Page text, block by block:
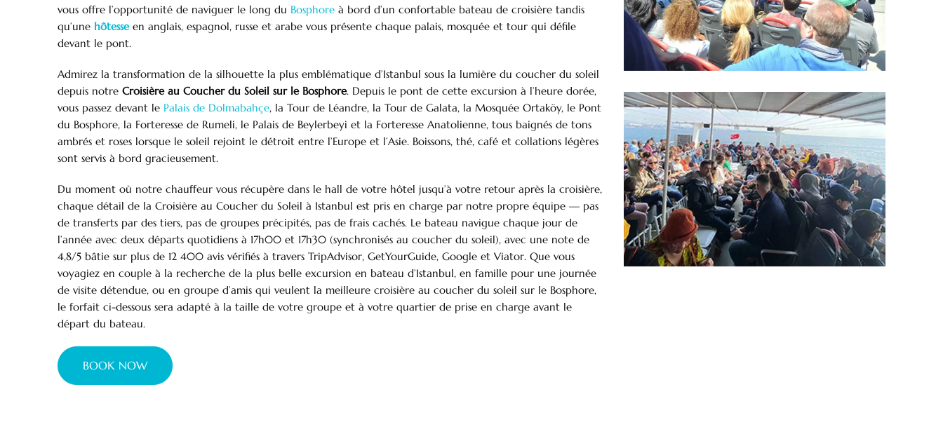
vous offre l’opportunité de naviguer le long du Bosphore à bord d’un confortable bateau de croisière tandis
qu’une hôtesseen anglais, espagnol, russe et arabe vous présente chaque palais, mosquée et tour qui défile
devant le pont.
Admirez la transformation de la silhouette la plus emblématique d’Istanbul sous la lumière du coucher du soleil
depuis notre Croisière au Coucher du Soleil sur le Bosphore. Depuis le pont de cette excursion à l’heure dorée,
vous passez devant le Palais de Dolmabahçe, la Tour de Léandre, la Tour de Galata, la Mosquée Ortaköy, le Pont
du Bosphore, la Forteresse de Rumeli, le Palais de Beylerbeyi et la Forteresse Anatolienne, tous baignés de tons
ambrés et roses lorsque le soleil rejoint le détroit entre l’Europe et l’Asie. Boissons, thé, café et collations légères
sont servis à bord gracieusement.
Du moment où notre chauffeur vous récupère dans le hall de votre hôtel jusqu’à votre retour après la croisière,
chaque détail de la Croisière au Coucher du Soleil à Istanbul est pris en charge par notre propre équipe — pas
de transferts par des tiers, pas de groupes précipités, pas de frais cachés. Le bateau navigue chaque jour de
l’année avec deux départs quotidiens à 17h00 et 17h30 (synchronisés au coucher du soleil), avec une note de
4,8/5 bâtie sur plus de 12 400 avis vérifiés à travers TripAdvisor, GetYourGuide, Google et Viator. Que vous
voyagiez en couple à la recherche de la plus belle excursion en bateau d’Istanbul, en famille pour une journée
de visite détendue, ou en groupe d’amis qui veulent la meilleure croisière au coucher du soleil sur le Bosphore,
le forfait ci-dessous sera adapté à la taille de votre groupe et à votre quartier de prise en charge avant le
départ du bateau.
BOOK NOW